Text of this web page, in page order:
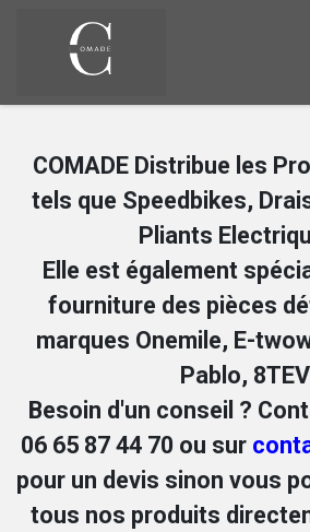
COMADE Distribue les
tels que Speedbikes,
Pliants
Elle est également
fourniture des pièces
marques Onemile, E-
Pablo, 8TEV
Besoin d'un conseil ?
06 65 87 44 70 ou sur
pour un devis sinon vous
tous nos produits